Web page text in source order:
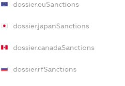
dossier.euSanctions
dossier.japanSanctions
dossier.canadaSanctions
dossier.rfSanctions